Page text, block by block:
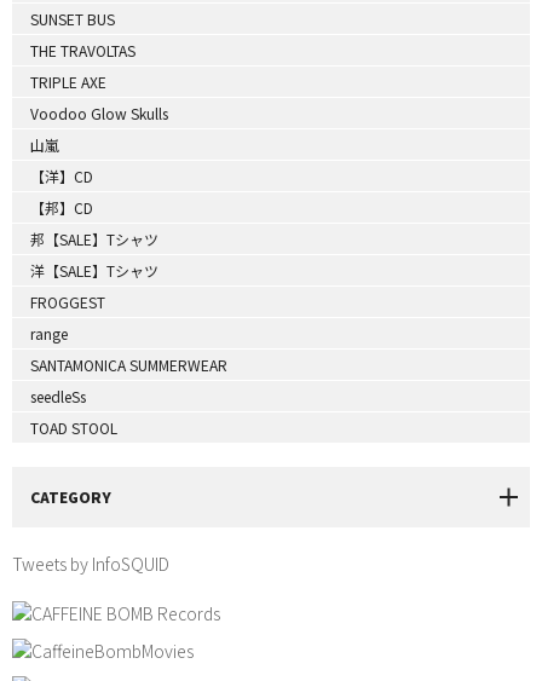
SUNSET BUS
THE TRAVOLTAS
TRIPLE AXE
Voodoo Glow Skulls
山嵐
【洋】CD
【邦】CD
邦【SALE】Tシャツ
洋【SALE】Tシャツ
FROGGEST
range
SANTAMONICA SUMMERWEAR
seedleSs
TOAD STOOL
CATEGORY
Tweets by InfoSQUID